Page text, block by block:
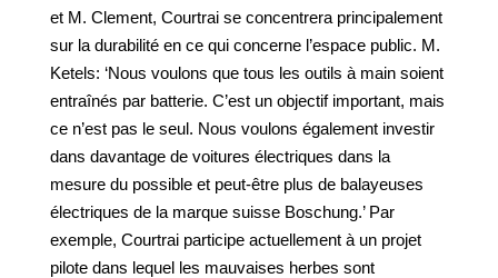
et M. Clement, Courtrai se concentrera principalement
sur la durabilité en ce qui concerne l’espace public. M.
Ketels: ‘Nous voulons que tous les outils à main soient
entraînés par batterie. C’est un objectif important, mais
ce n’est pas le seul. Nous voulons également investir
dans davantage de voitures électriques dans la
mesure du possible et peut-être plus de balayeuses
électriques de la marque suisse Boschung.’ Par
exemple, Courtrai participe actuellement à un projet
pilote dans lequel les mauvaises herbes sont